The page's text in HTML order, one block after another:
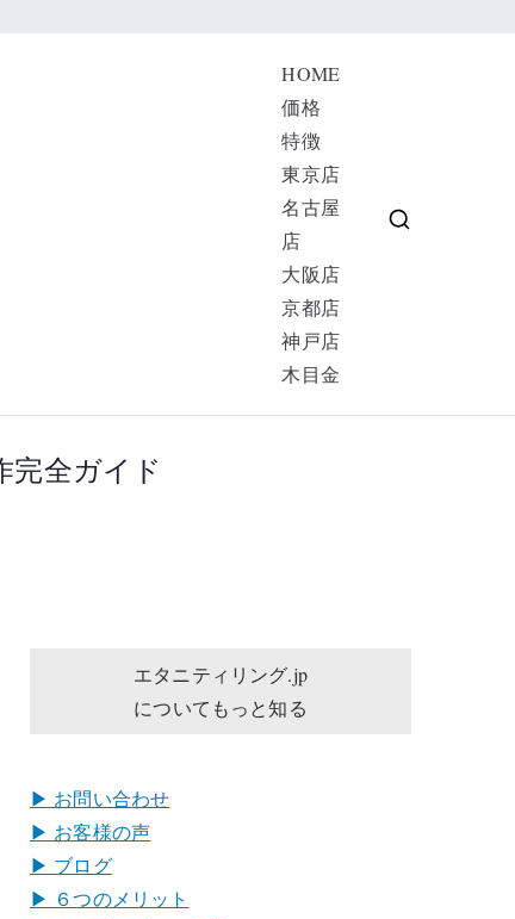
HOME
価格
特徴
東京店
名古屋
店
大阪店
京都店
神戸店
木目金
完全ガイド
エタニティリング.jp
についてもっと知る
▶︎ お問い合わせ
▶︎ お客様の声
▶︎ ブログ
▶︎ ６つのメリット